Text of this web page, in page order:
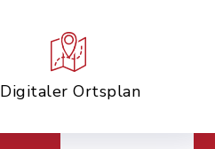
Digitaler Ortsplan